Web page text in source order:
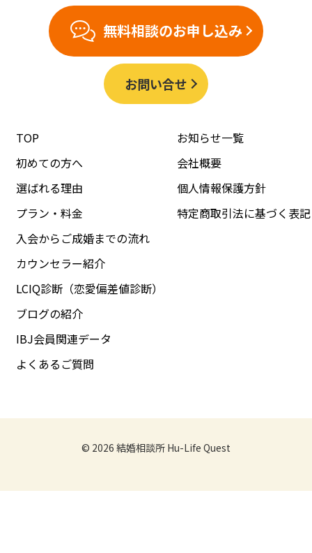
無料相談のお申し込み
お問い合せ
TOP
初めての方へ
選ばれる理由
プラン・料金
入会からご成婚までの流れ
カウンセラー紹介
LCIQ診断（恋愛偏差値診断）
ブログの紹介
IBJ会員関連データ
よくあるご質問
お知らせ一覧
会社概要
個人情報保護方針
特定商取引法に基づく表記
© 2026 結婚相談所 Hu-Life Quest